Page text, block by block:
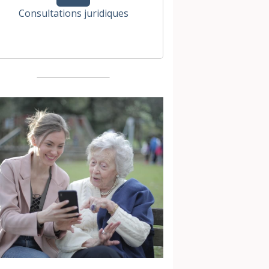
Consultations juridiques